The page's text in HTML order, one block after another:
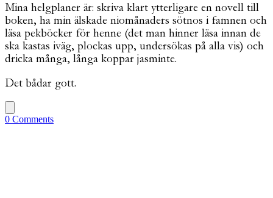
Mina helgplaner är: skriva klart ytterligare en novell till
boken, ha min älskade niomånaders sötnos i famnen och
läsa pekböcker för henne (det man hinner läsa innan de
ska kastas iväg, plockas upp, undersökas på alla vis) och
dricka många, långa koppar jasminte.
Det bådar gott.
0 Comments